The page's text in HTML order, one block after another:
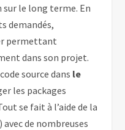
sur le long terme. En
demandés,
permettant
dans son projet.
source dans le
les packages
se fait à l’aide de la
de nombreuses